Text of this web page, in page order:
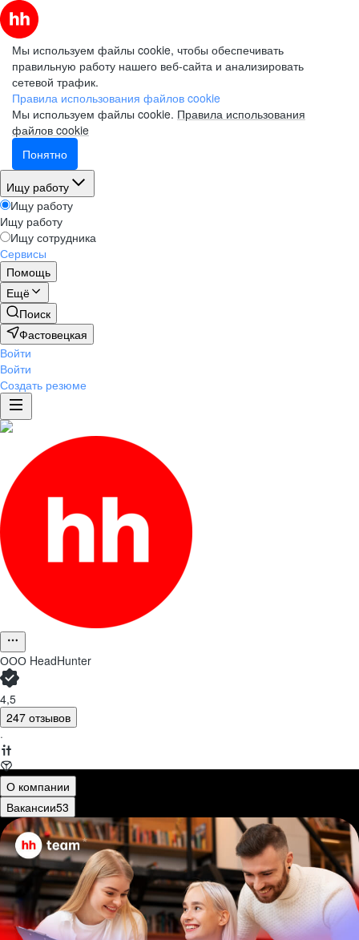
Мы используем файлы cookie, чтобы обеспечивать
правильную работу нашего веб-сайта и анализировать
сетевой трафик.
Правила использования файлов cookie
Мы используем файлы cookie. Правила использования
файлов cookie
Понятно
Ищу работу
Ищу работу
Ищу работу
Ищу сотрудника
Сервисы
Помощь
Ещё
Поиск
Фастовецкая
Войти
Войти
Создать резюме
ООО HeadHunter
4,5
247 отзывов
·
О компании
Вакансии53